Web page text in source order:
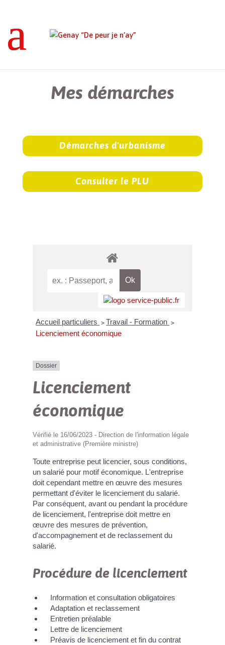
Mes démarches
Démarches d'urbanisme
Consulter le PLU
Accueil particuliers > Travail - Formation >
Licenciement économique
Dossier
Licenciement
économique
Vérifié le 16/06/2023 - Direction de l'information légale
et administrative (Première ministre)
Toute entreprise peut licencier, sous conditions,
un salarié pour motif économique. L'entreprise
doit cependant mettre en œuvre des mesures
permettant d'éviter le licenciement du salarié.
Par conséquent, avant ou pendant la procédure
de licenciement, l'entreprise doit mettre en
œuvre des mesures de prévention,
d'accompagnement et de reclassement du
salarié.
Procédure de licenciement
Information et consultation obligatoires
Adaptation et reclassement
Entretien préalable
Lettre de licenciement
Préavis de licenciement et fin du contrat